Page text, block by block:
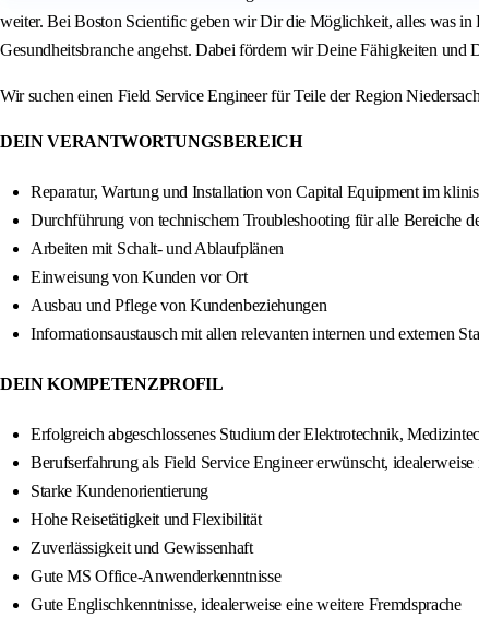
weiter. Bei Boston Scientific geben wir Dir die Möglichkeit, alles was in
Gesundheitsbranche angehst. Dabei fördern wir Deine Fähigkeiten und
Wir suchen einen Field Service Engineer für Teile der Region
DEIN VERANTWORTUNGSBEREICH
Reparatur, Wartung und Installation von Capital Equipment im
Durchführung von technischem Troubleshooting für alle Bereiche
Arbeiten mit Schalt- und Ablaufplänen
Einweisung von Kunden vor Ort
Ausbau und Pflege von Kundenbeziehungen
Informationsaustausch mit allen relevanten internen und externen
DEIN KOMPETENZPROFIL
Erfolgreich abgeschlossenes Studium der Elektrotechnik,
Berufserfahrung als Field Service Engineer erwünscht,
Starke Kundenorientierung
Hohe Reisetätigkeit und Flexibilität
Zuverlässigkeit und Gewissenhaft
Gute MS Office-Anwenderkenntnisse
Gute Englischkenntnisse, idealerweise eine weitere Fremdsprache